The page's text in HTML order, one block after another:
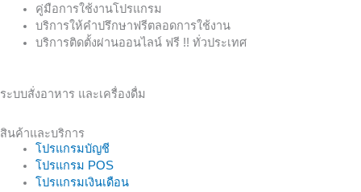
คู่มือการใช้งานโปรแกรม
บริการให้คำปรึกษาฟรีตลอดการใช้งาน
บริการติดตั้งผ่านออนไลน์ ฟรี !! ทั่วประเทศ
ระบบสั่งอาหาร และเครื่องดื่ม
สินค้าและบริการ
โปรแกรมบัญชี
โปรแกรม POS
โปรแกรมเงินเดือน